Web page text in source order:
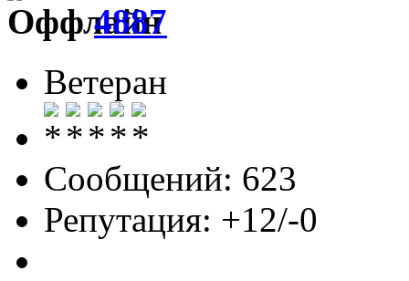
4887
Ветеран
Сообщений: 623
Репутация: +12/-0